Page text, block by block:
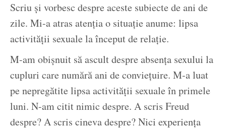
Scriu și vorbesc despre aceste subiecte de ani de
zile. Mi-a atras atenția o situație anume: lipsa
activității sexuale la început de relație.
M-am obișnuit să ascult despre absența sexului la
cupluri care numără ani de conviețuire. M-a luat
pe nepregătite lipsa activității sexuale în primele
luni. N-am citit nimic despre. A scris Freud
despre? A scris cineva despre? Nici experiența